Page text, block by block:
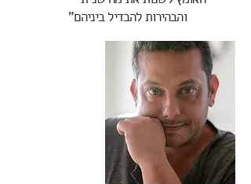
והבהירות להבדיל ביניהם”